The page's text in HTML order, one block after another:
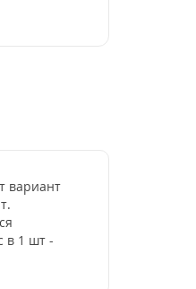
вариант
в 1 шт -